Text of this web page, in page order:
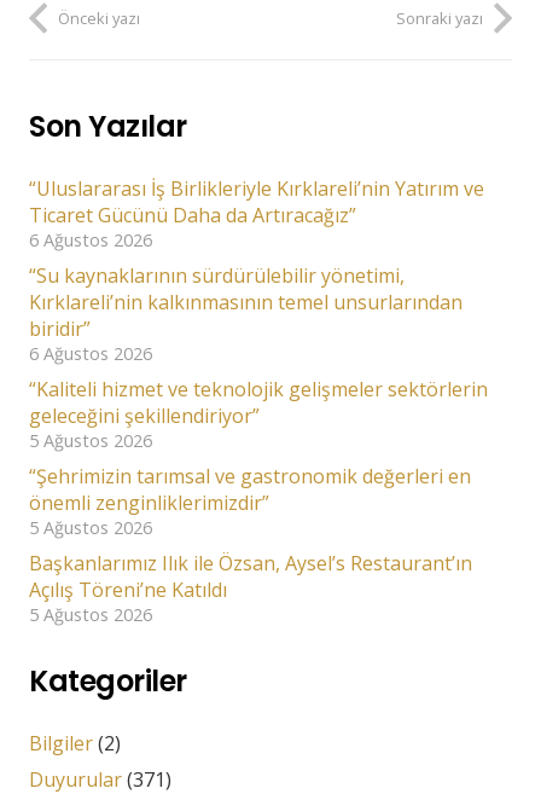
Önceki yazı Sonraki yazı
Son Yazılar
“Uluslararası İş Birlikleriyle Kırklareli’nin Yatırım ve
Ticaret Gücünü Daha da Artıracağız”
6 Ağustos 2026
“Su kaynaklarının sürdürülebilir yönetimi,
Kırklareli’nin kalkınmasının temel unsurlarından
biridir”
6 Ağustos 2026
“Kaliteli hizmet ve teknolojik gelişmeler sektörlerin
geleceğini şekillendiriyor”
5 Ağustos 2026
“Şehrimizin tarımsal ve gastronomik değerleri en
önemli zenginliklerimizdir”
5 Ağustos 2026
Başkanlarımız Ilık ile Özsan, Aysel’s Restaurant’ın
Açılış Töreni’ne Katıldı
5 Ağustos 2026
Kategoriler
Bilgiler(2)
Duyurular(371)